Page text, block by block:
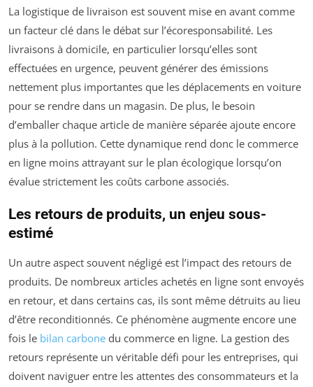
La logistique de livraison est souvent mise en avant comme
un facteur clé dans le débat sur l’écoresponsabilité. Les
livraisons à domicile, en particulier lorsqu’elles sont
effectuées en urgence, peuvent générer des émissions
nettement plus importantes que les déplacements en voiture
pour se rendre dans un magasin. De plus, le besoin
d’emballer chaque article de manière séparée ajoute encore
plus à la pollution. Cette dynamique rend donc le commerce
en ligne moins attrayant sur le plan écologique lorsqu’on
évalue strictement les coûts carbone associés.
Les retours de produits, un enjeu sous-
estimé
Un autre aspect souvent négligé est l’impact des retours de
produits. De nombreux articles achetés en ligne sont envoyés
en retour, et dans certains cas, ils sont même détruits au lieu
d’être reconditionnés. Ce phénomène augmente encore une
fois le bilan carbone du commerce en ligne. La gestion des
retours représente un véritable défi pour les entreprises, qui
doivent naviguer entre les attentes des consommateurs et la